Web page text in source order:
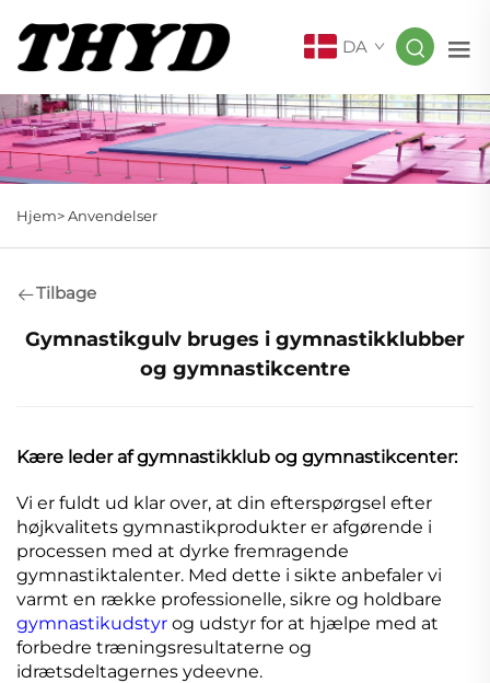
DA
Hjem>Anvendelser
Tilbage
Gymnastikgulv bruges i gymnastikklubber
og gymnastikcentre
Kære leder af gymnastikklub og gymnastikcenter:
Vi er fuldt ud klar over, at din efterspørgsel efter
højkvalitets gymnastikprodukter er afgørende i
processen med at dyrke fremragende
gymnastiktalenter. Med dette i sikte anbefaler vi
varmt en række professionelle, sikre og holdbare
gymnastikudstyr og udstyr for at hjælpe med at
forbedre træningsresultaterne og
idrætsdeltagernes ydeevne.